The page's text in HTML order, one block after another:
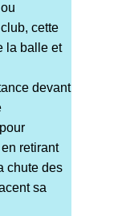
cette
la balle et
devant
retirant
chute des
sa